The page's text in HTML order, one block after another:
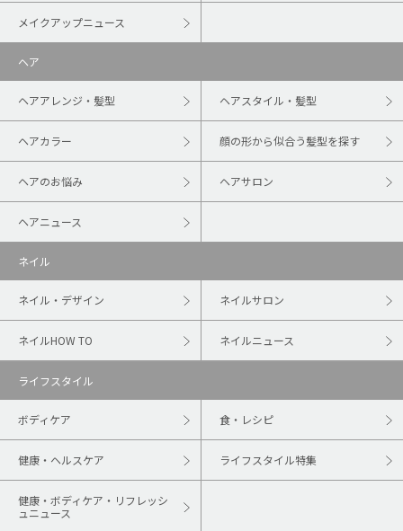
メイクアップニュース
ヘア
ヘアアレンジ・髪型 ヘアスタイル・髪型
ヘアカラー 顔の形から似合う髪型を探す
ヘアのお悩み ヘアサロン
ヘアニュース
ネイル
ネイル・デザイン ネイルサロン
ネイルHOW TO ネイルニュース
ライフスタイル
ボディケア 食・レシピ
健康・ヘルスケア ライフスタイル特集
健康・ボディケア・リフレッシ
ュニュース